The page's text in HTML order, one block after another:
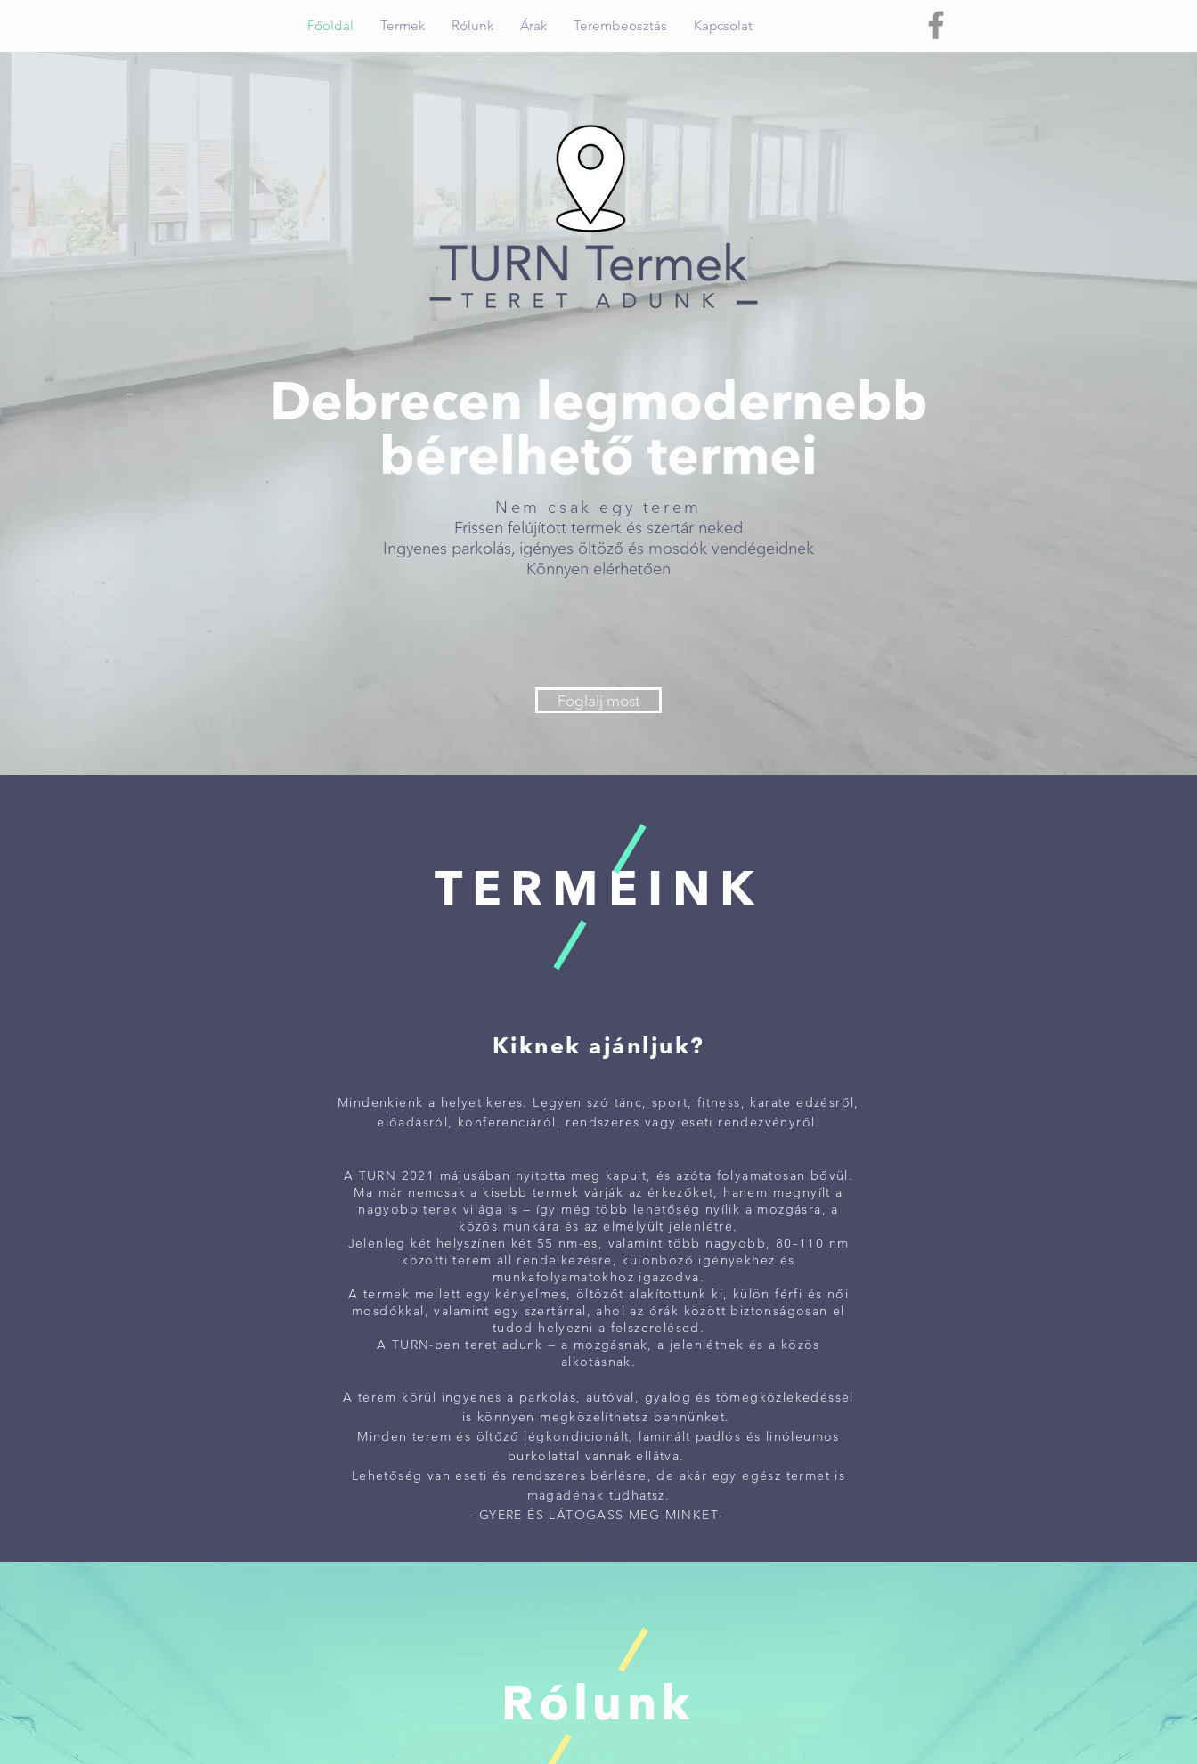
Főoldal Termek Rólunk Árak Terembeosztás Kapcsolat
Debrecen legmodernebb
bérelhető termei
Nem csak egy terem
Frissen felújított termek és szertár neked
Ingyenes parkolás, igényes öltöző és mosdók vendégeidnek
Könnyen elérhetően
Foglalj most
TERMEINK
Kiknek ajánljuk?
Mindenkienk a helyet keres. Legyen szó tánc, sport, fitness, karate edzésről,
előadásról, konferenciáról, rendszeres vagy eseti rendezvényről.
A TURN 2021 májusában nyitotta meg kapuit, és azóta folyamatosan bővül.
Ma már nemcsak a kisebb termek várják az érkezőket, hanem megnyílt a
nagyobb terek világa is — így még több lehetőség nyílik a mozgásra, a
közös munkára és az elmélyült jelenlétre.
Jelenleg két helyszínen két 55 nm-es, valamint több nagyobb, 80–110 nm
közötti terem áll rendelkezésre, különböző igényekhez és
munkafolyamatokhoz igazodva.
A termek mellett egy kényelmes, öltözőt alakítottunk ki, külön férfi és női
mosdókkal, valamint egy szertárral, ahol az órák között biztonságosan el
tudod helyezni a felszerelésed.
A TURN-ben teret adunk — a mozgásnak, a jelenlétnek és a közös
alkotásnak.
A terem körül ingyenes a parkolás, autóval, gyalog és tömegközlekedéssel
is könnyen megközelíthetsz bennünket.
Minden terem és öltőző légkondicionált, laminált padlós és linóleumos
burkolattal vannak ellátva.
Lehetőség van eseti és rendszeres bérlésre, de akár egy egész termet is
magadénak tudhatsz.
- GYERE ÉS LÁTOGASS MEG MINKET-
Rólunk